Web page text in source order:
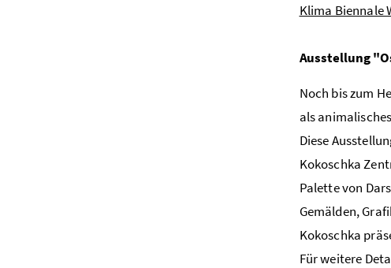
Klima Biennale
Ausstellung
Noch bis zum
als
Diese
Kokoschka
Palette von
Gemälden,
Kokoschka
Für weitere